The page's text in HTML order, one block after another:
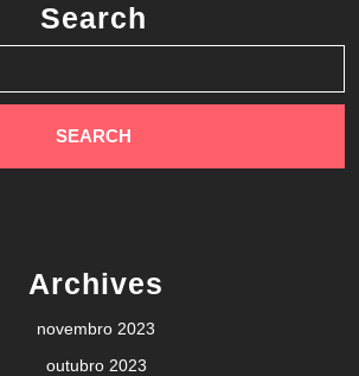
Search
Archives
novembro 2023
outubro 2023